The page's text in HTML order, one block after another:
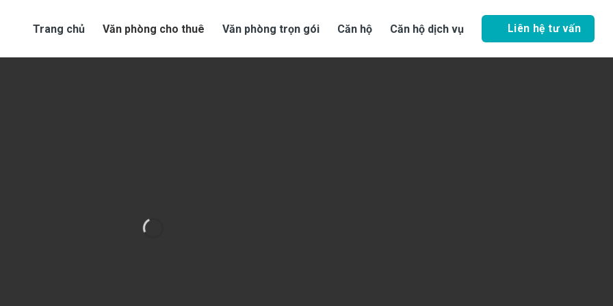
Trang chủ Văn phòng cho thuê Văn phòng trọn gói Căn hộ Căn hộ dịch vụ Liên hệ tư vấn